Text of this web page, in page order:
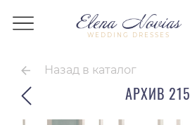
WEDDING DRESSES
Назад в каталог
АРХИВ 215